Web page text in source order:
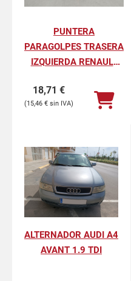
PUNTERA
PARAGOLPES TRASERA
IZQUIERDA RENAULT
PROFESIONAL
18,71 €
15,46 €
ALTERNADOR AUDI A4
AVANT 1.9 TDI